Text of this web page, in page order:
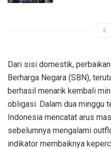
Dari sisi domestik,
Berharga Negara (SBN),
berhasil menarik kembali
obligasi. Dalam dua minggu
Indonesia mencatat arus
sebelumnya mengalami
indikator membaiknya